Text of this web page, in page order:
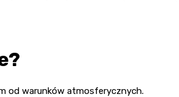
od warunków atmosferycznych.